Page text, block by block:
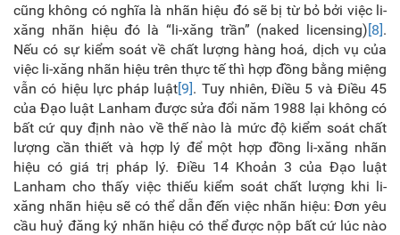
cũng không có nghĩa là nhãn hiệu đó sẽ bị từ bỏ bởi việc li-
xăng nhãn hiệu đó là “li-xăng trần” (naked licensing)[8].
Nếu có sự kiểm soát về chất lượng hàng hoá, dịch vụ của
việc li-xăng nhãn hiệu trên thực tế thì hợp đồng bằng miệng
vẫn có hiệu lực pháp luật[9]. Tuy nhiên, Điều 5 và Điều 45
của Đạo luật Lanham được sửa đổi năm 1988 lại không có
bất cứ quy định nào về thế nào là mức độ kiểm soát chất
lượng cần thiết và hợp lý để một hợp đồng li-xăng nhãn
hiệu có giá trị pháp lý. Điều 14 Khoản 3 của Đạo luật
Lanham cho thấy việc thiếu kiểm soát chất lượng khi li-
xăng nhãn hiệu sẽ có thể dẫn đến việc nhãn hiệu: Đơn yêu
cầu huỷ đăng ký nhãn hiệu có thể được nộp bất cứ lúc nào